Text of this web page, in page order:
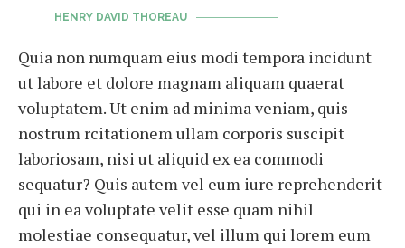
HENRY DAVID THOREAU
Quia non numquam eius modi tempora incidunt
ut labore et dolore magnam aliquam quaerat
voluptatem. Ut enim ad minima veniam, quis
nostrum rcitationem ullam corporis suscipit
laboriosam, nisi ut aliquid ex ea commodi
sequatur? Quis autem vel eum iure reprehenderit
qui in ea voluptate velit esse quam nihil
molestiae consequatur, vel illum qui lorem eum